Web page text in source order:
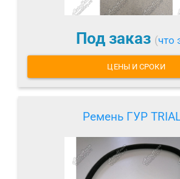
Под заказ (что
ЦЕНЫ И СРОКИ
Ремень ГУР